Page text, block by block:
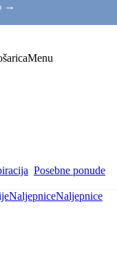
→
Menu
Posebne ponude
NaljepniceNaljepnice